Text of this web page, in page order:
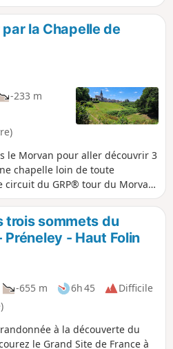
la Chapelle de
-233 m
le Morvan pour aller découvrir 3
chapelle loin de toute
circuit du GRP® tour du Morvan
bien marqué en Jaune
trois sommets du
- Haut Folin
-655 m 6h 45
Difficile
à la découverte du
le Grand Site de France à